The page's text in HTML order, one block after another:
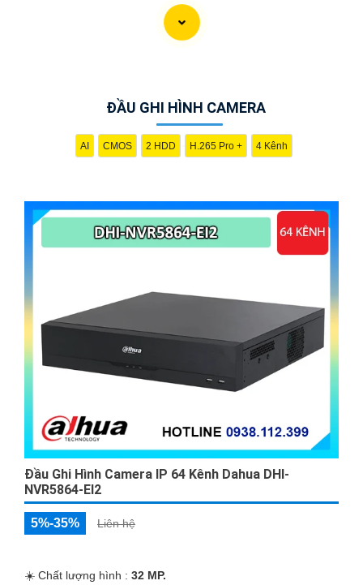
ĐẦU GHI HÌNH CAMERA
AI CMOS 2 HDD H.265 Pro + 4 Kênh
Đầu Ghi Hình Camera IP 64 Kênh Dahua DHI-
NVR5864-EI2
5%-35% Liên hệ
☀️ Chất lượng hình : 32 MP.